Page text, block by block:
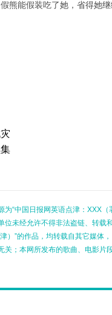
熊能假装吃了她，省得她
“中国日报网英语点津：XXX
位未经允许不得非法盗链、转
）”的作品，均转载自其它媒体
关；本网所发布的歌曲、电影片